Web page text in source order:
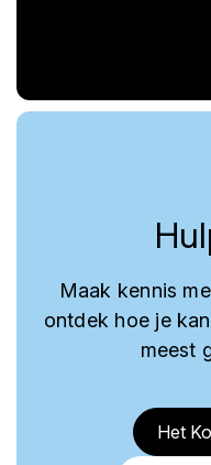
Maak kennis
ontdek hoe je
meest
Het